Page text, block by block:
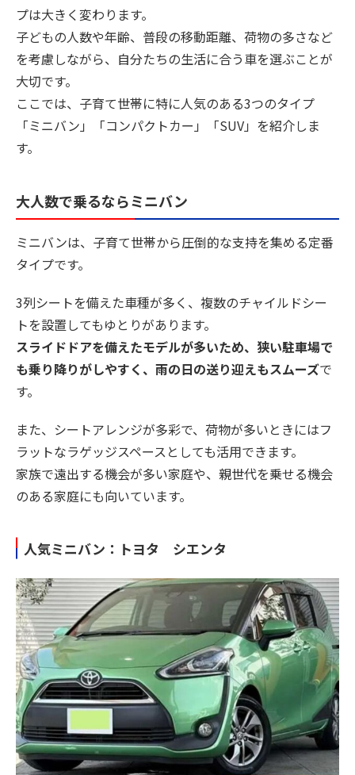
プは大きく変わります。
子どもの人数や年齢、普段の移動距離、荷物の多さなど
を考慮しながら、自分たちの生活に合う車を選ぶことが
大切です。
ここでは、子育て世帯に特に人気のある3つのタイプ
「ミニバン」「コンパクトカー」「SUV」を紹介しま
す。
大人数で乗るならミニバン
ミニバンは、子育て世帯から圧倒的な支持を集める定番
タイプです。
3列シートを備えた車種が多く、複数のチャイルドシー
トを設置してもゆとりがあります。
スライドドアを備えたモデルが多いため、狭い駐車場で
も乗り降りがしやすく、雨の日の送り迎えもスムーズで
す。
また、シートアレンジが多彩で、荷物が多いときにはフ
ラットなラゲッジスペースとしても活用できます。
家族で遠出する機会が多い家庭や、親世代を乗せる機会
のある家庭にも向いています。
人気ミニバン：トヨタ シエンタ